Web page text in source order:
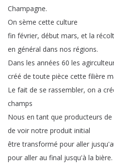
Champagne.
On sème cette culture
fin février, début mars, et la
en général dans nos régions.
Dans les années 60 les
créé de toute pièce cette filière
Le fait de se rassembler, on a
champs
Nous en tant que producteurs de
de voir notre produit initial
être transformé pour aller
pour aller au final jusqu'à la bière.